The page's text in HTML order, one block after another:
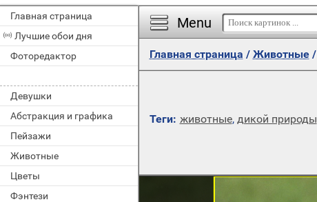
Главная страница
Лучшие обои дня
Фоторедактор
Девушки
Абстракция и графика
Пейзажи
Животные
Цветы
Фэнтези
Menu
Главная страница / Животные/
Теги: животные, дикой природы